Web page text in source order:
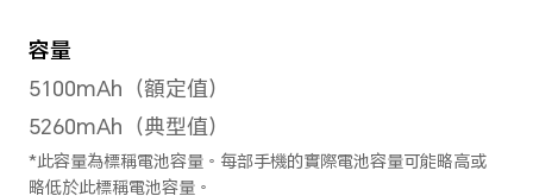
備註：可使用的內存容量小於此值，